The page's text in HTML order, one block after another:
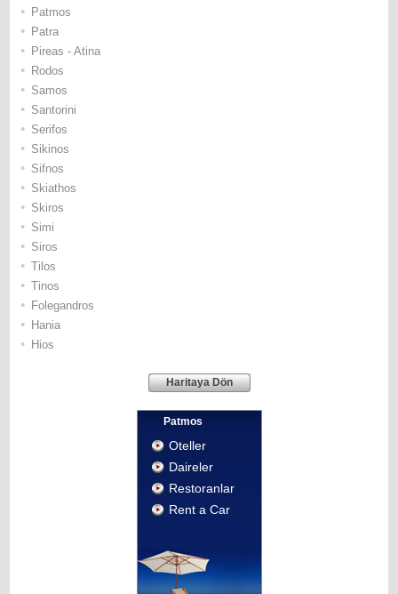
• Patmos
• Patra
• Pireas - Atina
• Rodos
• Samos
• Santorini
• Serifos
• Sikinos
• Sifnos
• Skiathos
• Skiros
• Simi
• Siros
• Tilos
• Τinos
• Folegandros
• Hania
• Hios
Haritaya Dön
Patmos
Oteller
Daireler
Restoranlar
Rent a Car